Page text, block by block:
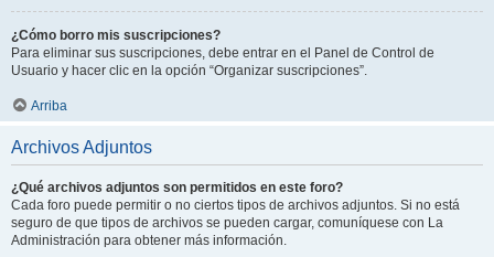
¿Cómo borro mis suscripciones?
Para eliminar sus suscripciones, debe entrar en el Panel de Control de
Usuario y hacer clic en la opción “Organizar suscripciones”.
Arriba
Archivos Adjuntos
¿Qué archivos adjuntos son permitidos en este foro?
Cada foro puede permitir o no ciertos tipos de archivos adjuntos. Si no está
seguro de que tipos de archivos se pueden cargar, comuníquese con La
Administración para obtener más información.